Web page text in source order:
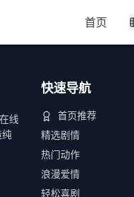
首页
线
快速导航
首页推荐
精选剧情
热门动作
浪漫爱情
轻松喜剧